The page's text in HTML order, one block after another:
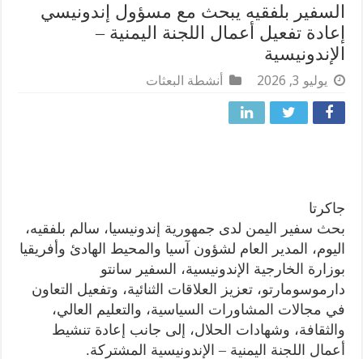
السفير بلفقيه يبحث مع مسؤول إندونيسي
إعادة تفعيل أعمال اللجنة اليمنية –
الإندونيسية
يوليو 3, 2026 أنشطة البعثات
جاكرتا
بحث سفير اليمن لدى جمهورية إندونيسيا، سالم بلفقيه،
اليوم، المدير العام لشؤون آسيا والمحيط الهادئ وأفريقيا
بوزارة الخارجية الإندونيسية، السفير سانتو
دارموسومارتو، تعزيز العلاقات الثنائية، وتفعيل التعاون
في مجالات المشاورات السياسية، والتعليم العالي،
والثقافة، وشهادات الحلال، إلى جانب إعادة تنشيط
أعمال اللجنة اليمنية – الإندونيسية المشتركة.